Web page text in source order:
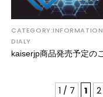
DIALY
kaiserjp商品発売予定の
1 / 7 1 2